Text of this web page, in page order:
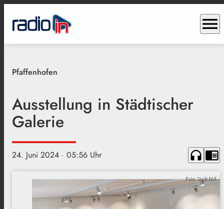
menu
Pfaffenhofen
Ausstellung in Städtischer
Galerie
24. Juni 2024 · 05:56 Uhr headphones chrome_reader_mode
Foto: Stadt PAF